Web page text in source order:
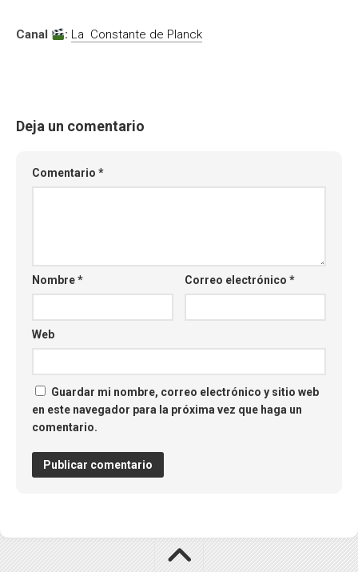
Canal : La Constante de Planck
Deja un comentario
Comentario *
Nombre* Correo electrónico*
Web
Guardar mi nombre, correo electrónico y sitio web
en este navegador para la próxima vez que haga un
comentario.